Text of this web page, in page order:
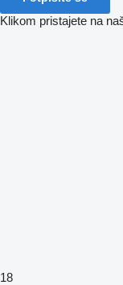
Klikom pristajete na
18